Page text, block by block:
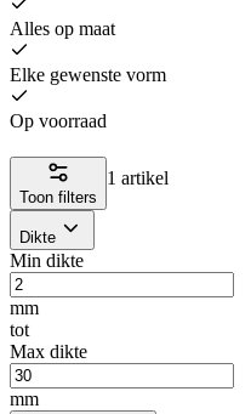
Alles op maat
Elke gewenste vorm
Op voorraad
Toon filters
1 artikel
Dikte
Min dikte
mm
tot
Max dikte
mm